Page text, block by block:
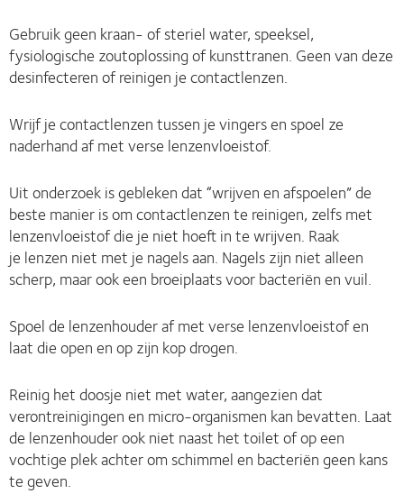
Gebruik geen kraan- of steriel water, speeksel,
fysiologische zoutoplossing of kunsttranen. Geen van deze
desinfecteren of reinigen je contactlenzen.
Wrijf je contactlenzen tussen je vingers en spoel ze
naderhand af met verse lenzenvloeistof.
Uit onderzoek is gebleken dat “wrijven en afspoelen” de
beste manier is om contactlenzen te reinigen, zelfs met
lenzenvloeistof die je niet hoeft in te wrijven. Raak
je lenzen niet met je nagels aan. Nagels zijn niet alleen
scherp, maar ook een broeiplaats voor bacteriën en vuil.
Spoel de lenzenhouder af met verse lenzenvloeistof en
laat die open en op zijn kop drogen.
Reinig het doosje niet met water, aangezien dat
verontreinigingen en micro-organismen kan bevatten. Laat
de lenzenhouder ook niet naast het toilet of op een
vochtige plek achter om schimmel en bacteriën geen kans
te geven.